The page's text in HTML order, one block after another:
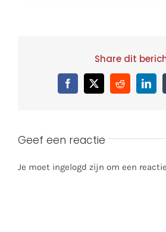
Share dit
Facebook
X Reddit
Geef een reactie
Je moet ingelogd zijn om een